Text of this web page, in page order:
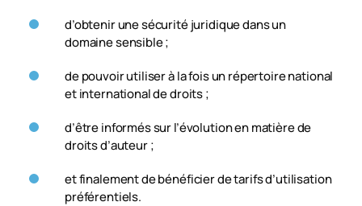
d’obtenir une sécurité juridique dans un
domaine sensible ;
de pouvoir utiliser à la fois un répertoire national
et international de droits ;
d’être informés sur l’évolution en matière de
droits d’auteur ;
et finalement de bénéficier de tarifs d’utilisation
préférentiels.